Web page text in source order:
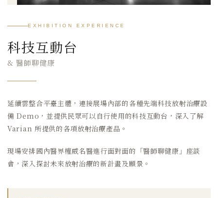
EXHIBITION EXPERIENCE
科技互動台
& 醫師聊健康
延續雲整合平臺主體，連接展場內部的各種先端科技放射治療設
備 Demo，並提供民眾可以自行使用的科技互動台，深入了解
Varian 所提供的各項放射治療產品。
現場安排國內醫界權威名醫進行面對面的「醫師聊健康」座談
會，深入探討未來放射治療的新計畫及願景。